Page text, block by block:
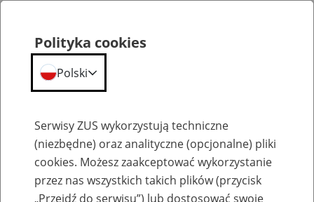
Kontakt
Polityka cookies
Polski
Serwisy ZUS wykorzystują techniczne
(niezbędne) oraz analityczne (opcjonalne) pliki
cookies. Możesz zaakceptować wykorzystanie
przez nas wszystkich takich plików (przycisk
„Przejdź do serwisu”) lub dostosować swoje